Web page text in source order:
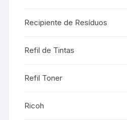
Recipiente de Resíduos
Refil de Tintas
Refil Toner
Ricoh